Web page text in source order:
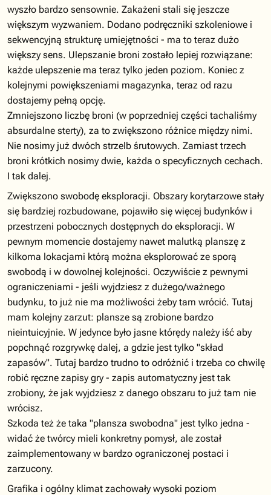
wyszło bardzo sensownie. Zakażeni stali się jeszcze
większym wyzwaniem. Dodano podręczniki szkoleniowe i
sekwencyjną strukturę umiejętności - ma to teraz dużo
większy sens. Ulepszanie broni zostało lepiej rozwiązane:
każde ulepszenie ma teraz tylko jeden poziom. Koniec z
kolejnymi powiększeniami magazynka, teraz od razu
dostajemy pełną opcję.
Zmniejszono liczbę broni (w poprzedniej części tachaliśmy
absurdalne sterty), za to zwiększono różnice między nimi.
Nie nosimy już dwóch strzelb śrutowych. Zamiast trzech
broni krótkich nosimy dwie, każda o specyficznych cechach.
I tak dalej.
Zwiększono swobodę eksploracji. Obszary korytarzowe stały
się bardziej rozbudowane, pojawiło się więcej budynków i
przestrzeni pobocznych dostępnych do eksploracji. W
pewnym momencie dostajemy nawet malutką planszę z
kilkoma lokacjami którą można eksplorować ze sporą
swobodą i w dowolnej kolejności. Oczywiście z pewnymi
ograniczeniami - jeśli wyjdziesz z dużego/ważnego
budynku, to już nie ma możliwości żeby tam wrócić. Tutaj
mam kolejny zarzut: plansze są zrobione bardzo
nieintuicyjnie. W jedynce było jasne którędy należy iść aby
popchnąć rozgrywkę dalej, a gdzie jest tylko "skład
zapasów". Tutaj bardzo trudno to odróżnić i trzeba co chwilę
robić ręczne zapisy gry - zapis automatyczny jest tak
zrobiony, że jak wyjdziesz z danego obszaru to już tam nie
wrócisz.
Szkoda też że taka "plansza swobodna" jest tylko jedna -
widać że twórcy mieli konkretny pomysł, ale został
zaimplementowany w bardzo ograniczonej postaci i
zarzucony.
Grafika i ogólny klimat zachowały wysoki poziom